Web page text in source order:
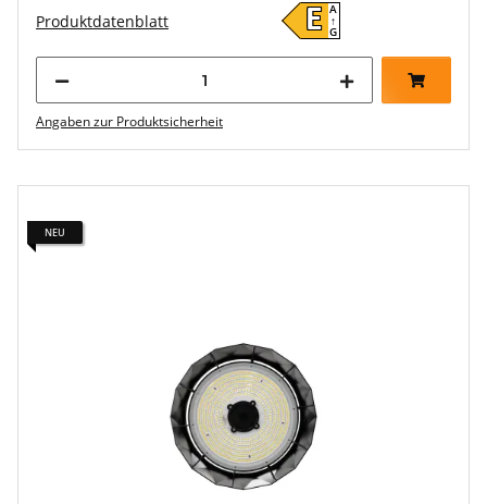
Produktdatenblatt E A
↑
G
Angaben zur Produktsicherheit
NEU